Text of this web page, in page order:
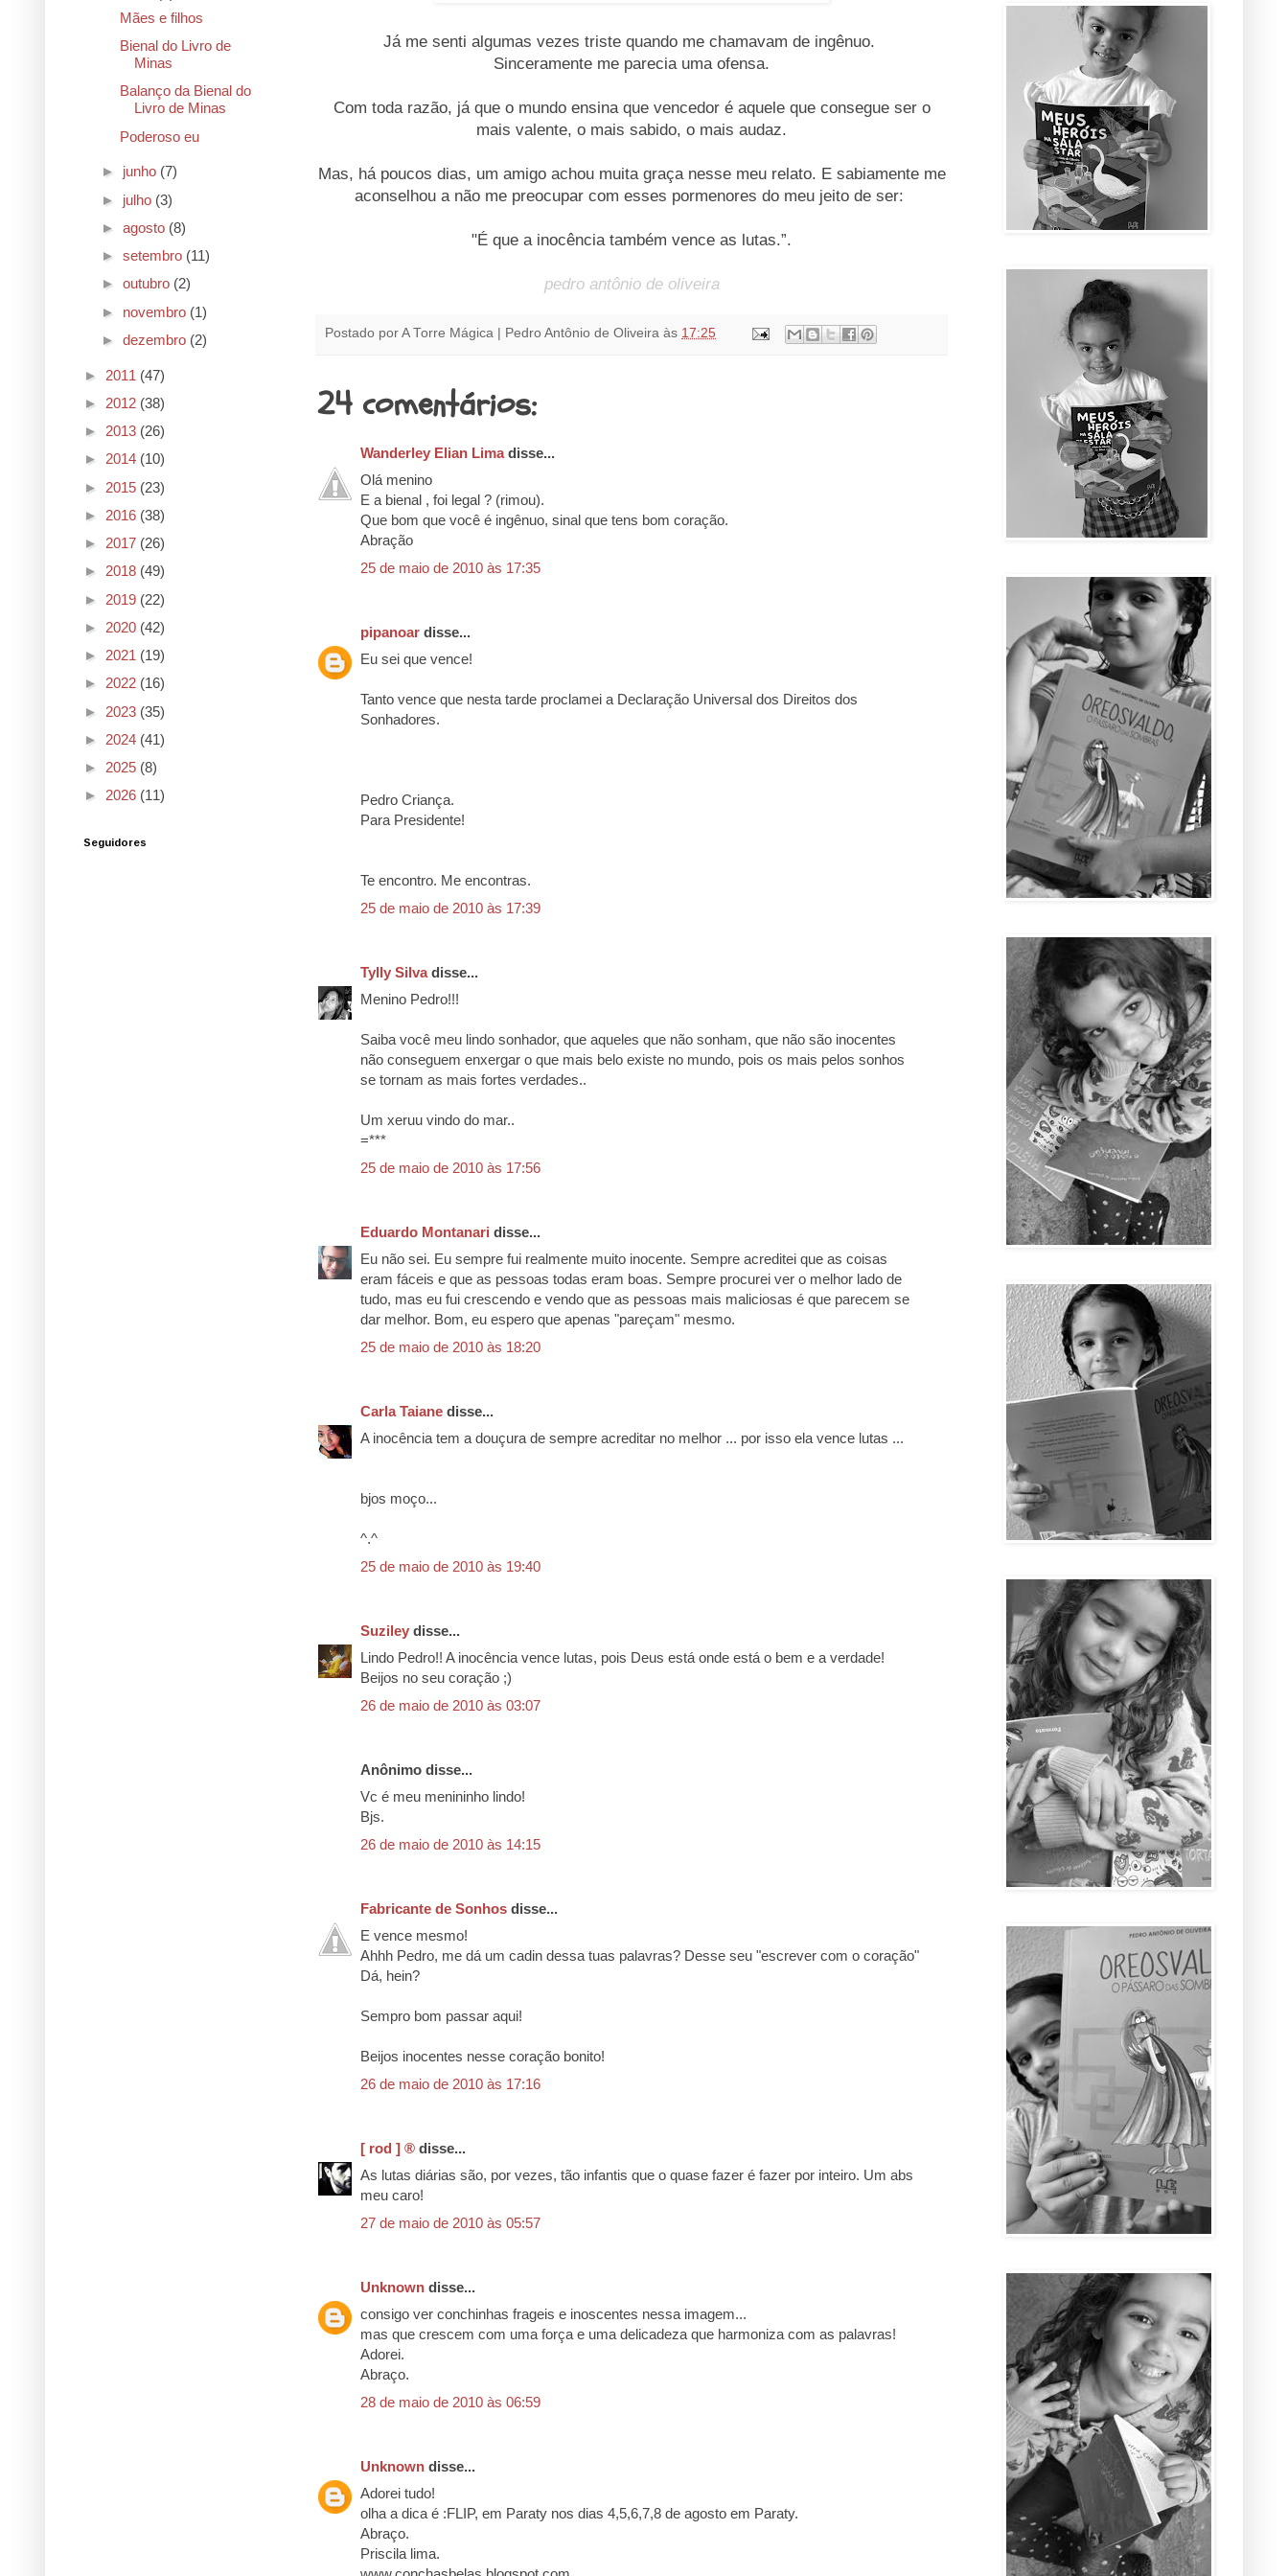
Já me senti algumas vezes triste quando me chamavam de ingênuo.
Sinceramente me parecia uma ofensa.
Com toda razão, já que o mundo ensina que vencedor é aquele que consegue ser o
mais valente, o mais sabido, o mais audaz.
Mas, há poucos dias, um amigo achou muita graça nesse meu relato. E sabiamente me
aconselhou a não me preocupar com esses pormenores do meu jeito de ser:
"É que a inocência também vence as lutas.”.
pedro antônio de oliveira
Postado por A Torre Mágica | Pedro Antônio de Oliveira às 17:25
24 comentários:
Wanderley Elian Limadisse...
Olá menino
E a bienal , foi legal ? (rimou).
Que bom que você é ingênuo, sinal que tens bom coração.
Abração
25 de maio de 2010 às 17:35
pipanoar disse...
Eu sei que vence!
Tanto vence que nesta tarde proclamei a Declaração Universal dos Direitos dos
Sonhadores.
Pedro Criança.
Para Presidente!
Te encontro. Me encontras.
25 de maio de 2010 às 17:39
Tylly Silvadisse...
Menino Pedro!!!
Saiba você meu lindo sonhador, que aqueles que não sonham, que não são inocentes
não conseguem enxergar o que mais belo existe no mundo, pois os mais pelos sonhos
se tornam as mais fortes verdades..
Um xeruu vindo do mar..
=***
25 de maio de 2010 às 17:56
Eduardo Montanari disse...
Eu não sei. Eu sempre fui realmente muito inocente. Sempre acreditei que as coisas
eram fáceis e que as pessoas todas eram boas. Sempre procurei ver o melhor lado de
tudo, mas eu fui crescendo e vendo que as pessoas mais maliciosas é que parecem se
dar melhor. Bom, eu espero que apenas "pareçam" mesmo.
25 de maio de 2010 às 18:20
Carla Taiane disse...
A inocência tem a douçura de sempre acreditar no melhor ... por isso ela vence lutas ...
bjos moço...
^.^
25 de maio de 2010 às 19:40
Suziley disse...
Lindo Pedro!! A inocência vence lutas, pois Deus está onde está o bem e a verdade!
Beijos no seu coração ;)
26 de maio de 2010 às 03:07
Anônimo disse...
Vc é meu menininho lindo!
Bjs.
26 de maio de 2010 às 14:15
Fabricante de Sonhos disse...
E vence mesmo!
Ahhh Pedro, me dá um cadin dessa tuas palavras? Desse seu "escrever com o coração"
Dá, hein?
Sempro bom passar aqui!
Beijos inocentes nesse coração bonito!
26 de maio de 2010 às 17:16
[ rod ] ® disse...
As lutas diárias são, por vezes, tão infantis que o quase fazer é fazer por inteiro. Um abs
meu caro!
27 de maio de 2010 às 05:57
Unknown disse...
consigo ver conchinhas frageis e inoscentes nessa imagem...
mas que crescem com uma força e uma delicadeza que harmoniza com as palavras!
Adorei.
Abraço.
28 de maio de 2010 às 06:59
Unknown disse...
Adorei tudo!
olha a dica é :FLIP, em Paraty nos dias 4,5,6,7,8 de agosto em Paraty.
Abraço.
Priscila lima.
Mães e filhos
Bienal do Livro de
Minas
Balanço da Bienal do
Livro de Minas
Poderoso eu
► junho (7)
► julho (3)
► agosto (8)
► setembro (11)
► outubro (2)
► novembro (1)
► dezembro (2)
► 2011 (47)
► 2012 (38)
► 2013 (26)
► 2014 (10)
► 2015 (23)
► 2016 (38)
► 2017 (26)
► 2018 (49)
► 2019 (22)
► 2020 (42)
► 2021 (19)
► 2022 (16)
► 2023 (35)
► 2024 (41)
► 2025 (8)
► 2026 (11)
Seguidores